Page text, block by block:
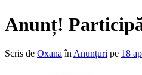
Anunț!
Scris de Oxana în Anunțuri pe 18